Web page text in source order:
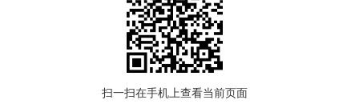
扫一扫在手机上查看当前页面